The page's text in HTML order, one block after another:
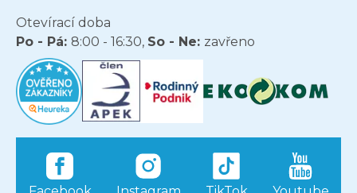
Otevírací doba
Po - Pá: 8:00 - 16:30, So - Ne: zavřeno